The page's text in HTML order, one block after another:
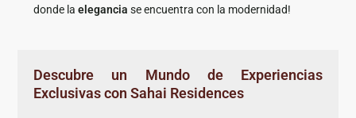
donde laelegancia se encuentra con la modernidad!
Descubre un Mundo de Experiencias
Exclusivas con Sahai Residences